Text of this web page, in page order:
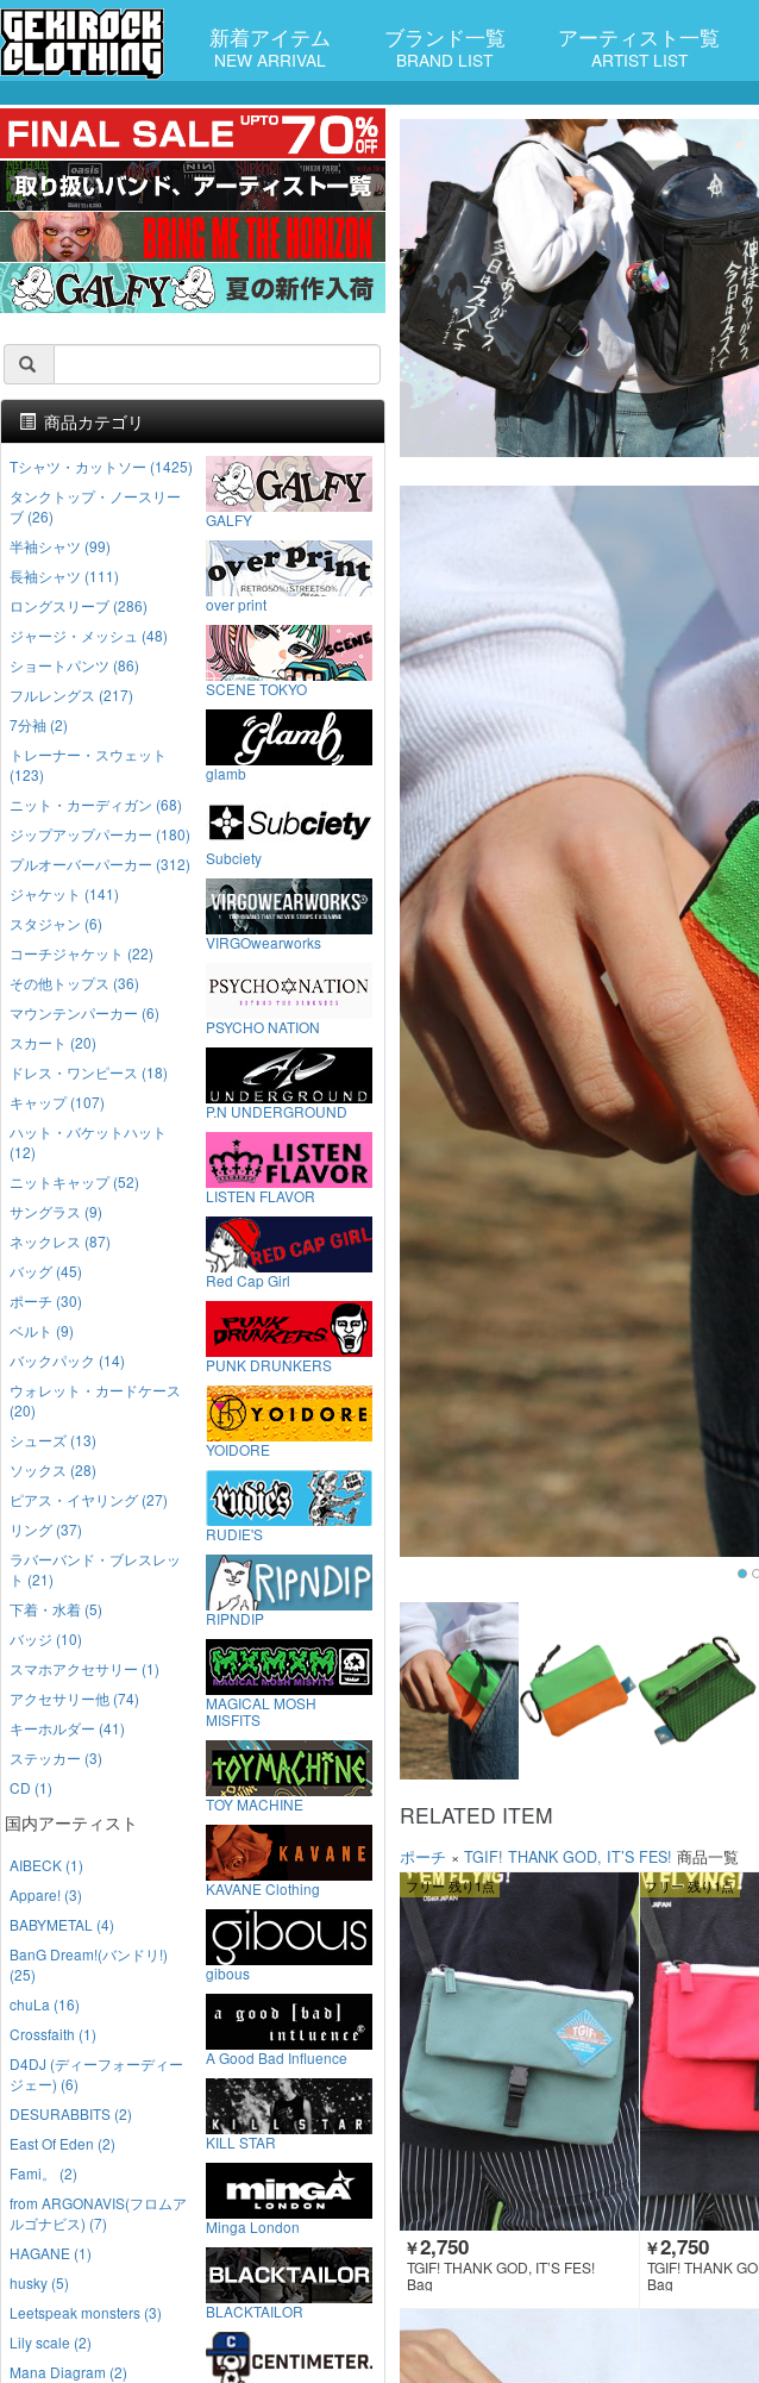
新着アイテム
NEW ARRIVAL
ブランド一覧
BRAND LIST
アーティスト一覧
ARTIST LIST
RELATED ITEM
ポーチ × TGIF! THANK GOD, IT’S FES! 商品一覧
フリー 残り1点
￥2,750
TGIF! THANK GOD, IT’S FES!
Bag
フリー 残り1点
￥2,750
TGIF! THANK
Bag
商品カテゴリ
Tシャツ・カットソー (1425)
タンクトップ・ノースリー
ブ (26)
半袖シャツ (99)
長袖シャツ (111)
ロングスリーブ (286)
ジャージ・メッシュ (48)
ショートパンツ (86)
フルレングス (217)
7分袖 (2)
トレーナー・スウェット
(123)
ニット・カーディガン (68)
ジップアップパーカー (180)
プルオーバーパーカー (312)
ジャケット (141)
スタジャン (6)
コーチジャケット (22)
その他トップス (36)
マウンテンパーカー (6)
スカート (20)
ドレス・ワンピース (18)
キャップ (107)
ハット・バケットハット
(12)
ニットキャップ (52)
サングラス (9)
ネックレス (87)
バッグ (45)
ポーチ (30)
ベルト (9)
バックパック (14)
ウォレット・カードケース
(20)
シューズ (13)
ソックス (28)
ピアス・イヤリング (27)
リング (37)
ラバーバンド・ブレスレッ
ト (21)
下着・水着 (5)
バッジ (10)
スマホアクセサリー (1)
アクセサリー他 (74)
キーホルダー (41)
ステッカー (3)
CD (1)
国内アーティスト
AIBECK (1)
Appare! (3)
BABYMETAL (4)
BanG Dream!(バンドリ!)
(25)
chuLa (16)
Crossfaith (1)
D4DJ (ディーフォーディー
ジェー) (6)
DESURABBITS (2)
East Of Eden (2)
Fami。 (2)
from ARGONAVIS(フロムア
ルゴナビス) (7)
HAGANE (1)
husky (5)
Leetspeak monsters (3)
Lily scale (2)
Mana Diagram (2)
GALFY
over print
SCENE TOKYO
glamb
Subciety
VIRGOwearworks
PSYCHO NATION
P.N UNDERGROUND
LISTEN FLAVOR
Red Cap Girl
PUNK DRUNKERS
YOIDORE
RUDIE'S
RIPNDIP
MAGICAL MOSH
MISFITS
TOY MACHINE
KAVANE Clothing
gibous
A Good Bad Influence
KILL STAR
Minga London
BLACKTAILOR